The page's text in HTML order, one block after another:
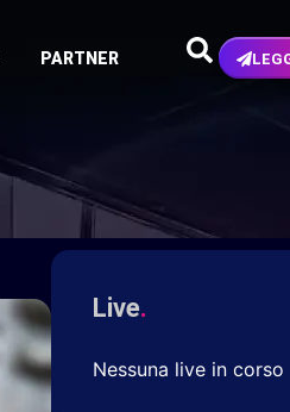
PARTNER
Live.
Nessuna live in corso